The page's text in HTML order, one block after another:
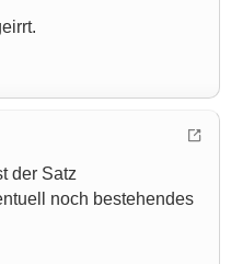
der Satz
noch bestehendes